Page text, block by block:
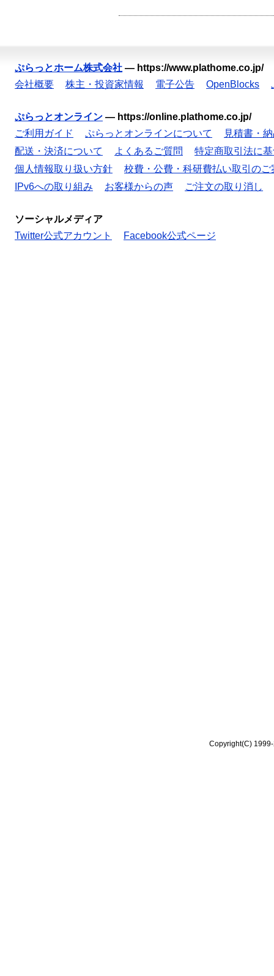
ぷらっとホーム株式会社 — https://www.plathome.co.jp/
会社概要
株主・投資家情報 電子公告 OpenBlocks
ぷらっとオンライン — https://online.plathome.co.jp/
ご利用ガイド
ぷらっとオンラインについて
見積書・
配送・決済について
よくあるご質問
特定商取引法に
個人情報取り扱い方針
校費・公費・科研費払い取引のご
IPv6への取り組み
お客様からの声 ご注文の取り消し
ソーシャルメディア
Twitter公式アカウント
Facebook公式ページ
Copyright(C)